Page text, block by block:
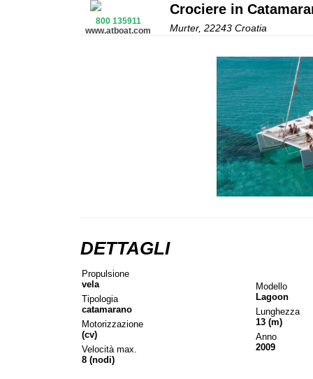
800 135911
www.atboat.com
Crociere in
Murter, 22243 Croatia
DETTAGLI
Propulsione
vela
Tipologia
catamarano
Motorizzazione
(cv)
Velocità max.
8 (nodi)
Modello
Lagoon
Lunghezza
13 (m)
Anno
2009